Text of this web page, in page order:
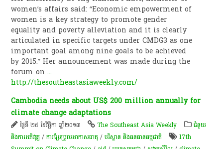
women’s affairs said: “Economic empowerment of
women is a key strategy to promote gender
equality and poverty alleviation and it is clearly
articulated in specific targets under CMDG3 as one
important goal among nine goals to be achieved
by 2015.” Her announcement was made during the
forum on...
http://thesoutheastasiaweekly.com/
Cambodia needs about US$ 200 million annually for
climate change adaptations
ថ្ងៃទី ២៥ ខែវិច្ឆិកា ឆ្នាំ២០១៣ The Southeast Asia Weekly
ជំនួយ
និងការអភិវឌ្ឍ /ការប្រែប្រួលអាកាសធាតុ /បរិស្ថាន និងធនធានធម្មជាតិ
17th